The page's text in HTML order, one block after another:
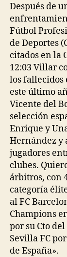
Después de
Fútbol
de Deportes
citados en la
12:03 Villar
los fallecidos
este último
Vicente del
selección
Enrique y
Hernández y
jugadores
clubes.
árbitros, con
categoría
al FC
Champions
por su Cto
Sevilla FC
de España».